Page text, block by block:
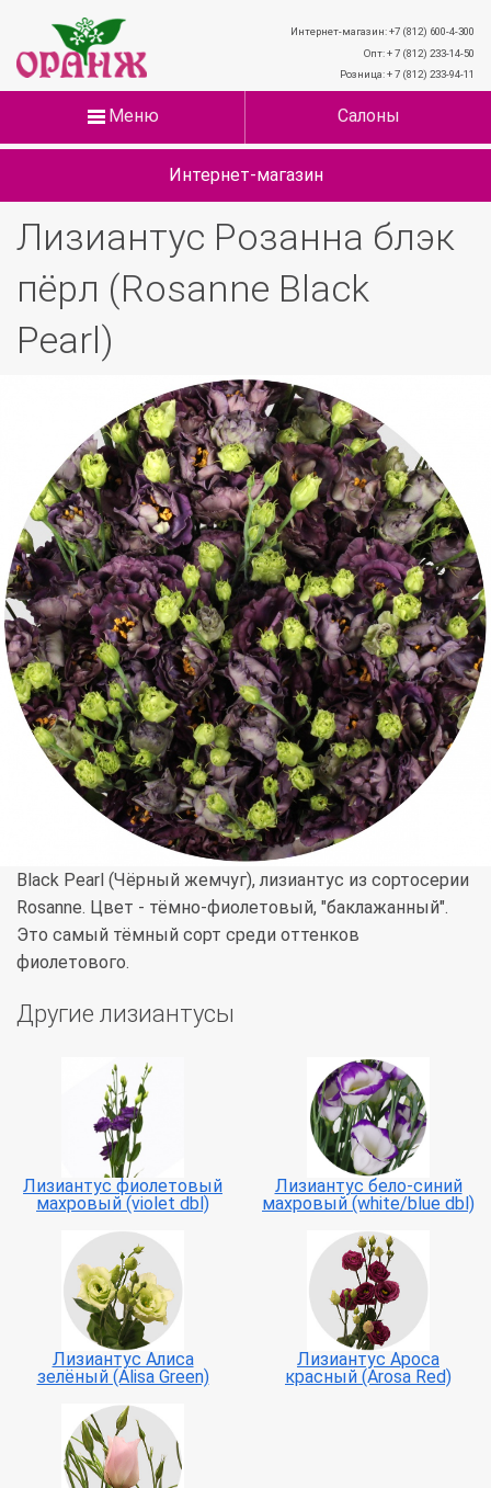
Интернет-магазин: +7 (812) 600-4-300
Опт: + 7 (812) 233-14-50
Розница: + 7 (812) 233-94-11
Меню Салоны
Интернет-магазин
Лизиантус Розанна блэк
пёрл (Rosanne Black
Pearl)
Black Pearl (Чёрный жемчуг), лизиантус из сортосерии
Rosanne. Цвет - тёмно-фиолетовый, "баклажанный".
Это самый тёмный сорт среди оттенков
фиолетового.
Другие лизиантусы
Лизиантус фиолетовый
махровый (violet dbl)
Лизиантус бело-синий
махровый (white/blue dbl)
Лизиантус Алиса
зелёный (Alisa Green)
Лизиантус Ароса
красный (Arosa Red)